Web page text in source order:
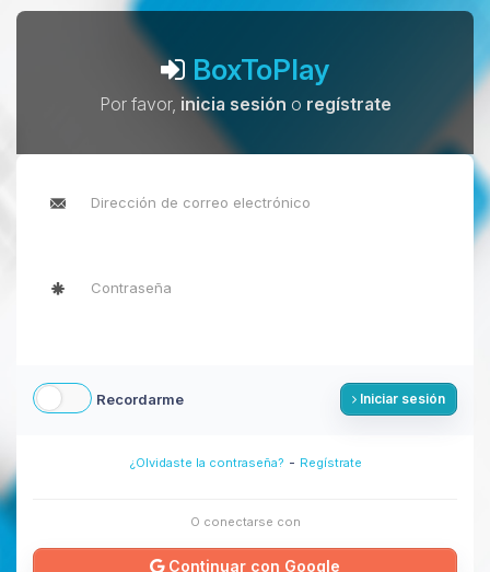
BoxToPlay
Por favor, inicia sesión o regístrate
Recordarme Iniciar sesión
¿Olvidaste la contraseña? - Regístrate
O conectarse con
Continuar con Google